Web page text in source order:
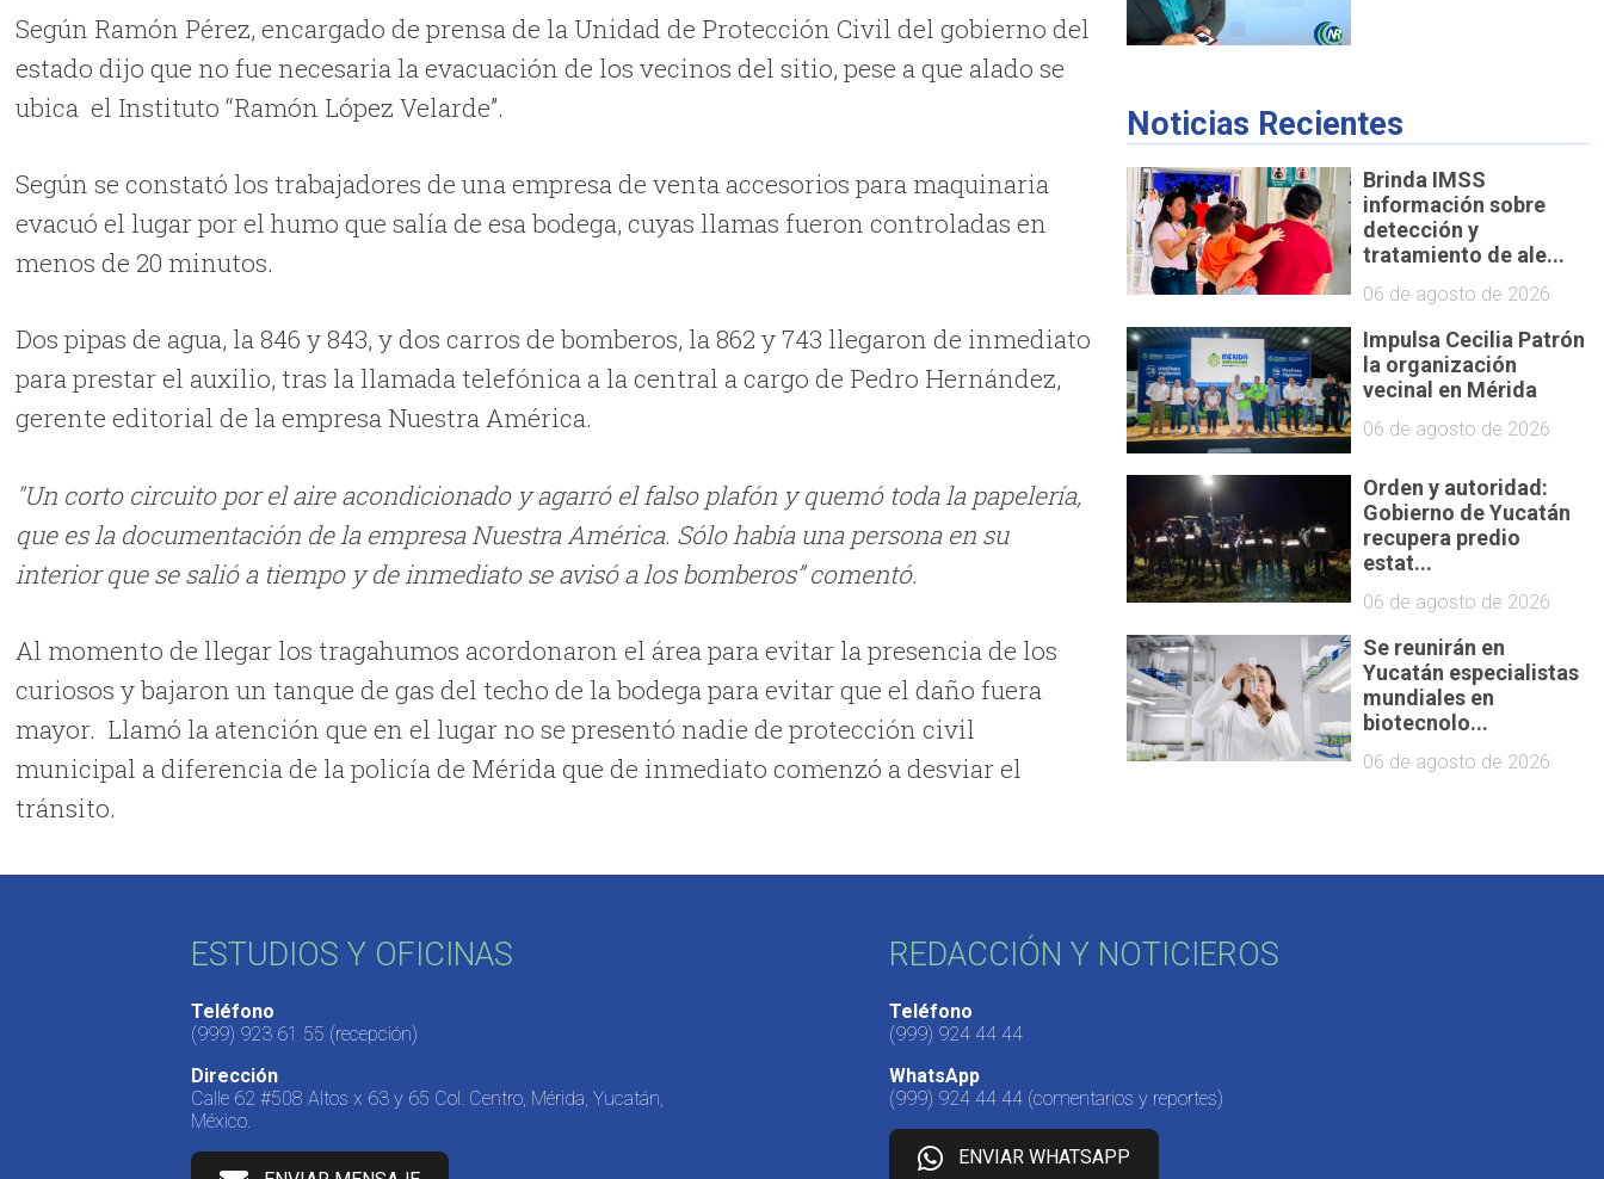
Según Ramón Pérez, encargado de prensa de la Unidad de Protección Civil del gobierno del
estado dijo que no fue necesaria la evacuación de los vecinos del sitio, pese a que alado se
ubica el Instituto “Ramón López Velarde”.
Según se constató los trabajadores de una empresa de venta accesorios para maquinaria
evacuó el lugar por el humo que salía de esa bodega, cuyas llamas fueron controladas en
menos de 20 minutos.
Dos pipas de agua, la 846 y 843, y dos carros de bomberos, la 862 y 743 llegaron de inmediato
para prestar el auxilio, tras la llamada telefónica a la central a cargo de Pedro Hernández,
gerente editorial de la empresa Nuestra América.
"Un corto circuito por el aire acondicionado y agarró el falso plafón y quemó toda la papelería,
que es la documentación de la empresa Nuestra América. Sólo había una persona en su
interior que se salió a tiempo y de inmediato se avisó a los bomberos” comentó.
Al momento de llegar los tragahumos acordonaron el área para evitar la presencia de los
curiosos y bajaron un tanque de gas del techo de la bodega para evitar que el daño fuera
mayor. Llamó la atención que en el lugar no se presentó nadie de protección civil
municipal a diferencia de la policía de Mérida que de inmediato comenzó a desviar el
tránsito.
Noticias Recientes
Brinda IMSS
información sobre
detección y
tratamiento de ale...
06 de agosto de 2026
Impulsa Cecilia Patrón
la organización
vecinal en Mérida
06 de agosto de 2026
Orden y autoridad:
Gobierno de Yucatán
recupera predio
estat...
06 de agosto de 2026
Se reunirán en
Yucatán especialistas
mundiales en
biotecnolo...
06 de agosto de 2026
ESTUDIOS Y OFICINAS
Teléfono
(999) 923 61 55 (recepción)
Dirección
Calle 62 #508 Altos x 63 y 65 Col. Centro, Mérida, Yucatán,
México.
REDACCIÓN Y NOTICIEROS
Teléfono
(999) 924 44 44
WhatsApp
(999) 924 44 44 (comentarios y reportes)
ENVIAR WHATSAPP